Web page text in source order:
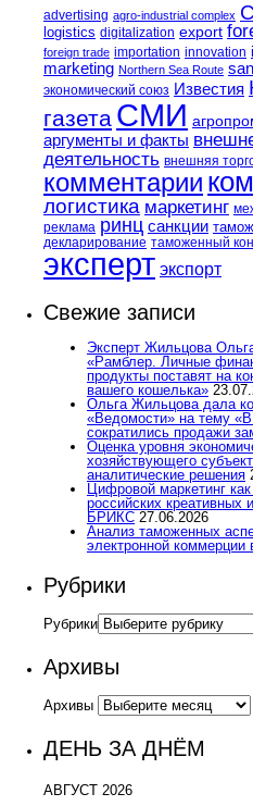
advertising agro-industrial complex
logistics digitalization export
foreign trade importation innovation
marketing Northern Sea Route
экономический союз Известия
газета СМИ
аргументы и факты
деятельность внешняя
комментарии
логистика маркетинг
реклама ринц санкции
декларирование таможенный
эксперт экспорт
Свежие записи
Эксперт Жильцова
«Рамблер. Личные
продукты поставят на
вашего кошелька»
Ольга Жильцова дала
«Ведомости» на тему
сократились продажи
Оценка уровня
хозяйствующего
аналитические решения
Цифровой маркетинг
российских креативных
БРИКС 27.06.2026
Анализ таможенных
электронной коммерции
Рубрики
Рубрики
Архивы
Архивы
ДЕНЬ ЗА ДНЁМ
АВГУСТ 2026